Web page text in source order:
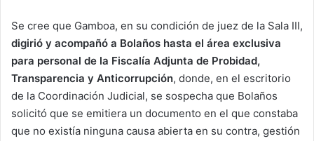
Se cree que Gamboa, en su condición de juez de la Sala III,
digirió y acompañó a Bolaños hasta el área exclusiva
para personal de la Fiscalía Adjunta de Probidad,
Transparencia y Anticorrupción, donde, en el escritorio
de la Coordinación Judicial, se sospecha que Bolaños
solicitó que se emitiera un documento en el que constaba
que no existía ninguna causa abierta en su contra, gestión